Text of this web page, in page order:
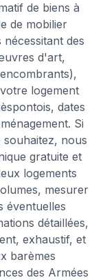
de biens à
de mobilier
des
d'art,
logement
dates
Si
souhaitez, nous
gratuite et
logements
mesurer
éventuelles
détaillées,
exhaustif, et
barèmes
des Armées